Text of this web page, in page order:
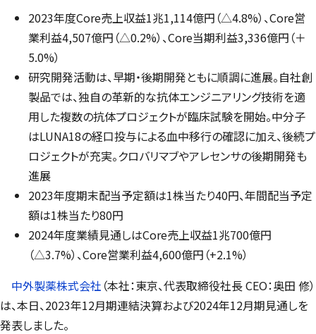
2023年度Core売上収益1兆1,114億円（△4.8%）、Core営
業利益4,507億円（△0.2%）、Core当期利益3,336億円（＋
5.0%）
研究開発活動は、早期・後期開発ともに順調に進展。自社創
製品では、独自の革新的な抗体エンジニアリング技術を適
用した複数の抗体プロジェクトが臨床試験を開始。中分子
はLUNA18の経口投与による血中移行の確認に加え、後続プ
ロジェクトが充実。クロバリマブやアレセンサの後期開発も
進展
2023年度期末配当予定額は1株当たり40円、年間配当予定
額は1株当たり80円
2024年度業績見通しはCore売上収益1兆700億円
（△3.7%）、Core営業利益4,600億円（+2.1%）
中外製薬株式会社 （本社：東京、代表取締役社長 CEO：奥田 修）
は、本日、2023年12月期連結決算および2024年12月期見通しを
発表しました。